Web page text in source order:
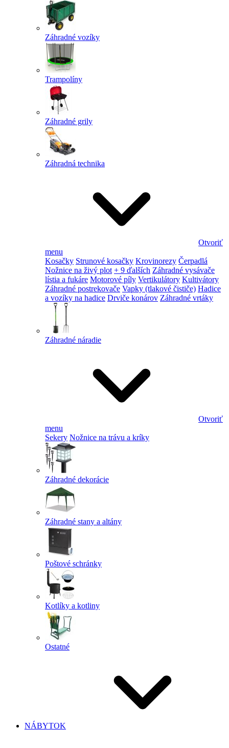
Záhradné vozíky
Trampolíny
Záhradné grily
Záhradná technika
Otvoriť
menu
Kosačky Strunové kosačky Krovinorezy Čerpadlá
Nožnice na živý plot + 9 ďalších Záhradné vysávače
lístia a fukáre Motorové píly Vertikulátory Kultivátory
Záhradné postrekovače Vapky (tlakové čističe) Hadice
a vozíky na hadice Drviče konárov Záhradné vrtáky
Záhradné náradie
Otvoriť
menu
Sekery Nožnice na trávu a kríky
Záhradné dekorácie
Záhradné stany a altány
Poštové schránky
Kotlíky a kotliny
Ostatné
NÁBYTOK